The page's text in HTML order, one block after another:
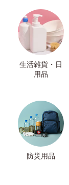
生活雑貨・日
用品
防災用品